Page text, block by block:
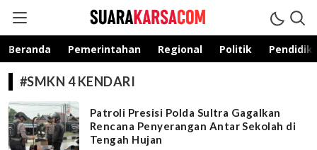
suarakarsa.com
Informasi terpercaya
Beranda Pemerintahan Regional Politik
#SMKN 4 KENDARI
Patroli Presisi Polda Sultra Gagalkan
Rencana Penyerangan Antar Sekolah di
Tengah Hujan